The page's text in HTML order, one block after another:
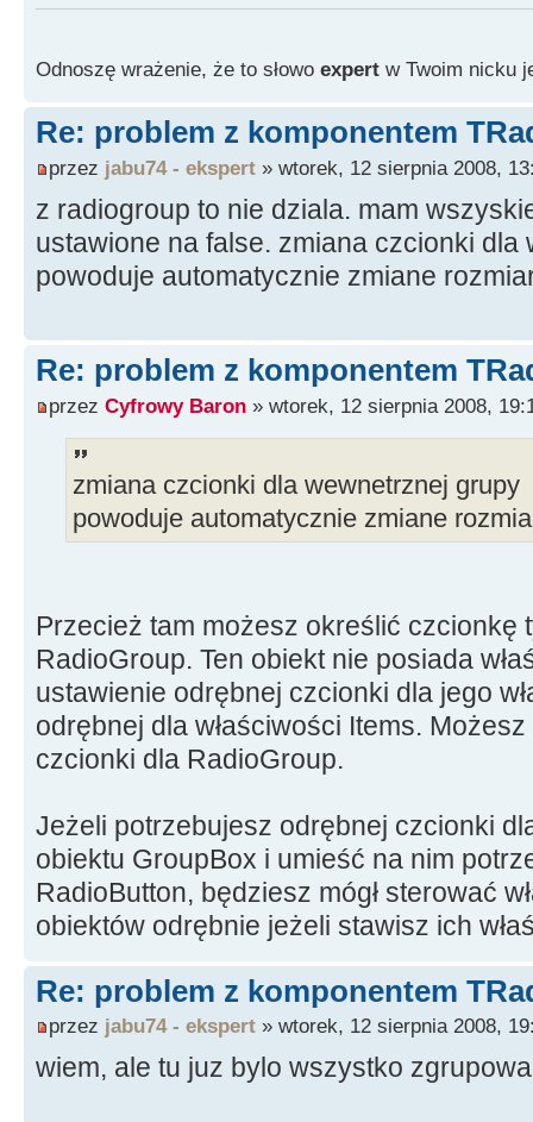
Odnoszę wrażenie, że to słowo expert w Twoim nicku
Re: problem z komponentem
przez jabu74 - ekspert » wtorek, 12 sierpnia 2008,
z radiogroup to nie dziala. mam
ustawione na false. zmiana czcionki dla
powoduje automatycznie zmiane
Re: problem z komponentem
przez Cyfrowy Baron » wtorek, 12 sierpnia 2008,
zmiana czcionki dla wewnetrznej grupy
powoduje automatycznie zmiane
Przecież tam możesz określić czcionkę
RadioGroup. Ten obiekt nie posiada
ustawienie odrębnej czcionki dla jego
odrębnej dla właściwości Items.
czcionki dla RadioGroup.
Jeżeli potrzebujesz odrębnej czcionki
obiektu GroupBox i umieść na nim
RadioButton, będziesz mógł sterować
obiektów odrębnie jeżeli stawisz ich
Re: problem z komponentem
przez jabu74 - ekspert » wtorek, 12 sierpnia 2008,
wiem, ale tu juz bylo wszystko